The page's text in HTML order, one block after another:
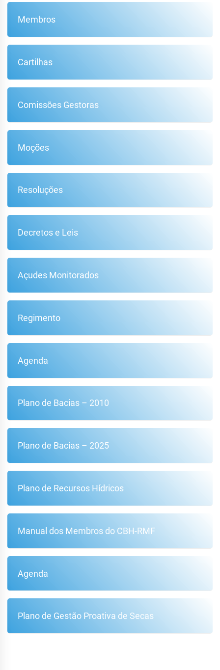
Membros
Cartilhas
Comissões Gestoras
Moções
Resoluções
Decretos e Leis
Açudes Monitorados
Regimento
Agenda
Plano de Bacias – 2010
Plano de Bacias – 2025
Plano de Recursos Hídricos
Manual dos Membros do CBH-RMF
Agenda
Plano de Gestão Proativa de Secas